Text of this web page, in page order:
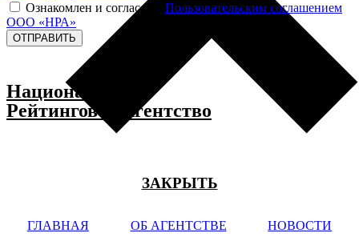
Ознакомлен и согласен с Пользовательским соглашением
ООО «НРА»
ОТПРАВИТЬ
Национальное
Рейтинговое Агентство
ЗАКРЫТЬ
ГЛАВНАЯ ОБ АГЕНТСТВЕ НОВОСТИ